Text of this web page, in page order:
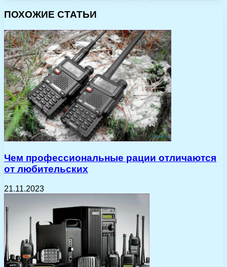
ПОХОЖИЕ СТАТЬИ
Чем профессиональные рации отличаются
от любительских
21.11.2023